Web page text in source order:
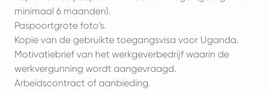
minimaal 6 maanden).
Paspoortgrote foto's.
Kopie van de gebruikte toegangsvisa voor Uganda.
Motivatiebrief van het werkgeverbedrijf waarin de
werkvergunning wordt aangevraagd.
Arbeidscontract of aanbieding.